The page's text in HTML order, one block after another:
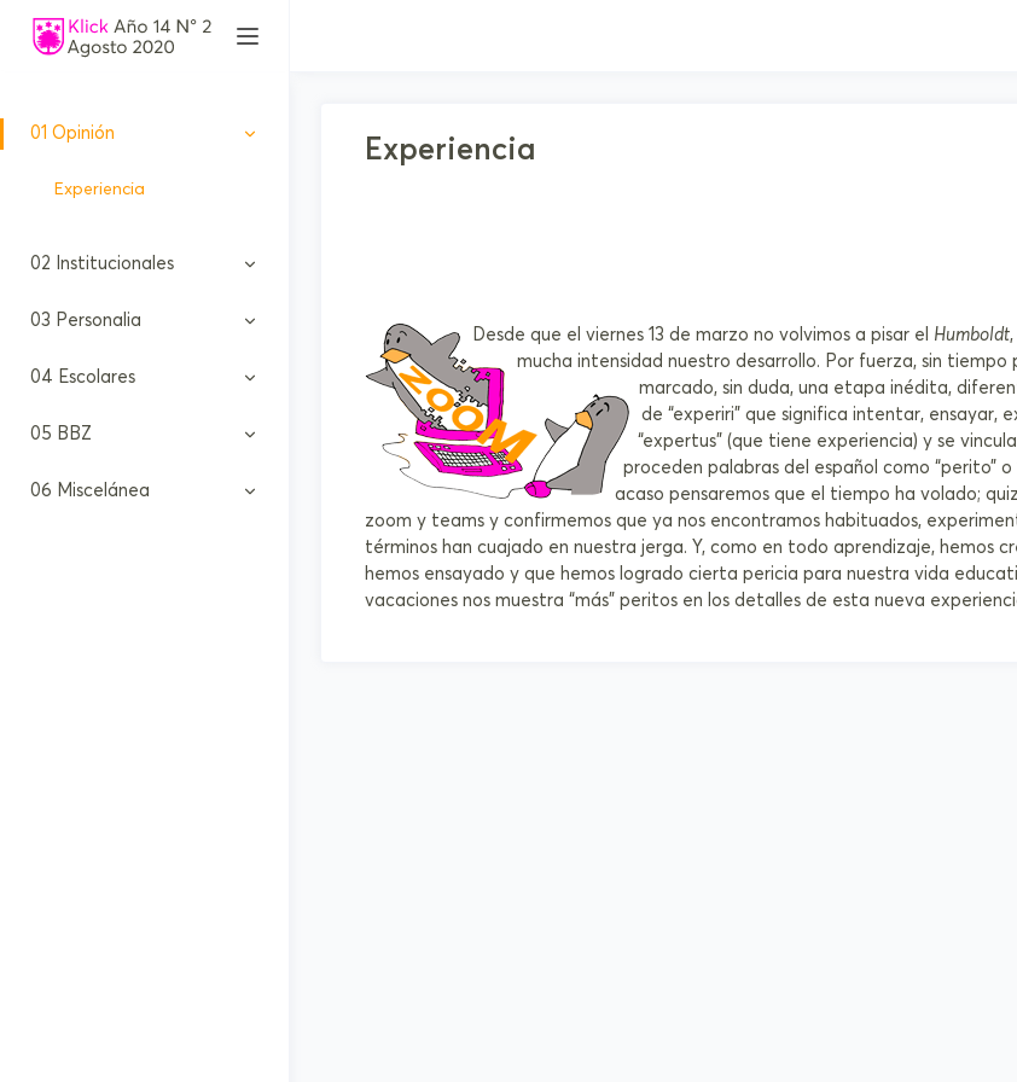
01 Opinión
Experiencia
02 Institucionales
03 Personalia
04 Escolares
05 BBZ
06 Miscelánea
Experiencia
Desde que el viernes 13 de marzo no volvimos a pisar el Humboldt
mucha intensidad nuestro desarrollo. Por fuerza, sin
marcado, sin duda, una etapa inédita,
de “experiri” que significa intentar,
“expertus” (que tiene experiencia) y se
proceden palabras del español como “perito” o
acaso pensaremos que el tiempo ha volado;
zoom y teams y confirmemos que ya nos encontramos habituados,
términos han cuajado en nuestra jerga. Y, como en todo aprendizaje, hemos
hemos ensayado y que hemos logrado cierta pericia para nuestra vida
vacaciones nos muestra “más” peritos en los detalles de esta nueva